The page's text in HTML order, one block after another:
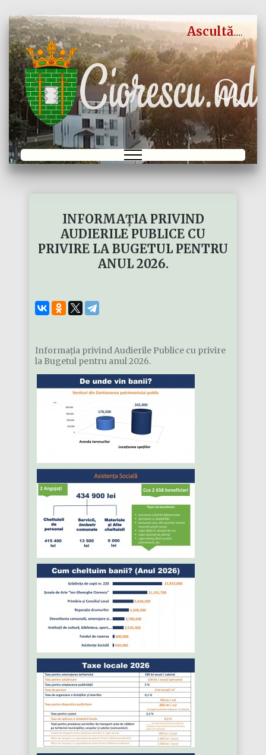
Ascultă
INFORMAȚIA PRIVIND
AUDIERILE PUBLICE CU
PRIVIRE LA BUGETUL PENTRU
ANUL 2026.
Informația privind Audierile Publice cu privire
la Bugetul pentru anul 2026.